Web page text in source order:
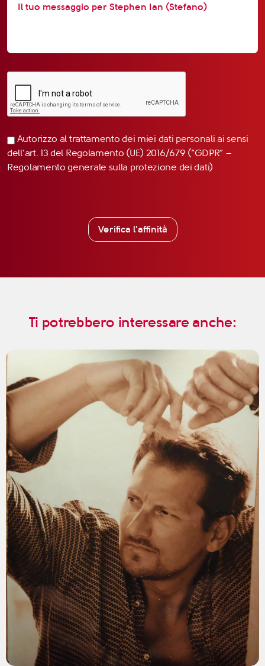
Autorizzo al trattamento dei miei dati personali ai sensi
dell’art. 13 del Regolamento (UE) 2016/679 (“GDPR” –
Regolamento generale sulla protezione dei dati)
Verifica l'affinità
Ti potrebbero interessare anche: